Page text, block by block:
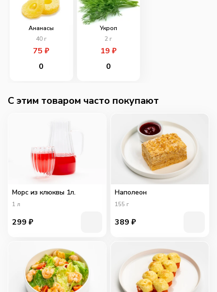
Ананасы
40 г
75₽
0
Укроп
2 г
19 ₽
0
C этим товаром часто покупают
Морс из клюквы 1л.
1 л
299 ₽
Наполеон
155 г
389 ₽